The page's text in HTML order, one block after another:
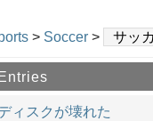
> Soccer > サッ
ィスクが壊れた